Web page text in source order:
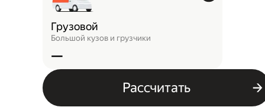
Грузовой
Большой кузов и грузчики
—
Рассчитать